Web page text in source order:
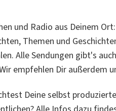
und Radio aus Deinem
Themen und
Alle Sendungen gibt's
empfehlen Dir außerdem
Deine selbst